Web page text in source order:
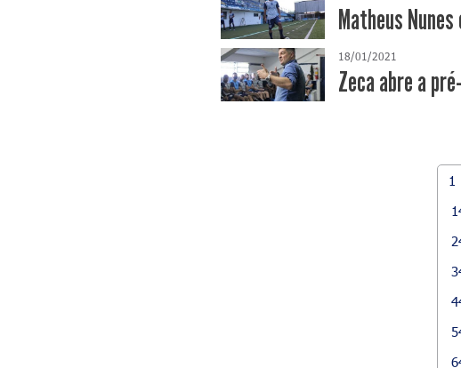
Matheus
18/01/2021
Zeca abre a
1